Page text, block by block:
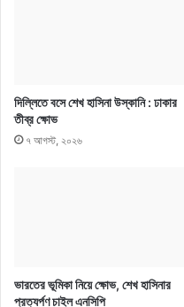
দিল্লিতে বসে শেখ হাসিনা উস্কানি : ঢাকার
তীব্র ক্ষোভ
৭ আগস্ট, ২০২৬
ভারতের ভূমিকা নিয়ে ক্ষোভ, শেখ হাসিনার
প্রত্যর্পণ চাইল এনসিপি